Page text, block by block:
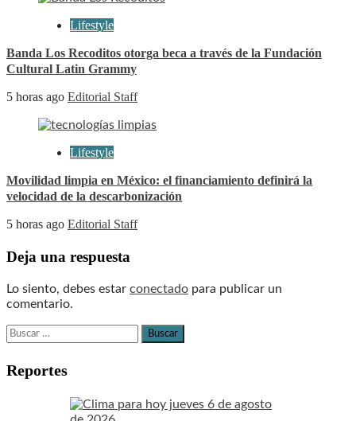
Lifestyle
Banda Los Recoditos otorga beca a través de la Fundación
Cultural Latin Grammy
5 horas ago Editorial Staff
Lifestyle
Movilidad limpia en México: el financiamiento definirá la
velocidad de la descarbonización
5 horas ago Editorial Staff
Deja una respuesta
Lo siento, debes estar conectado para publicar un
comentario.
Buscar:
Reportes